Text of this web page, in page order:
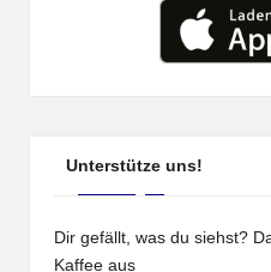
Unterstütze uns!
Dir gefällt, was du siehst?
Kaffee aus